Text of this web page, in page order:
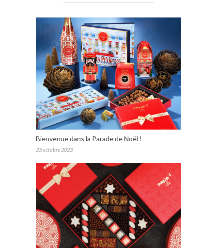
Bienvenue dans la Parade de Noël !
23 octobre 2023